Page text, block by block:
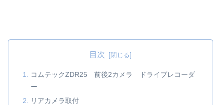
目次
コムテックZDR25 前後2カメラ ドライブレコーダ
ー
リアカメラ取付